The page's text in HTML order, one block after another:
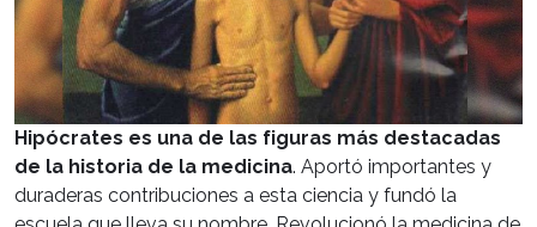
Hipócrates es una de las figuras más destacadas
de la historia de la medicina. Aportó importantes y
duraderas contribuciones a esta ciencia y fundó la